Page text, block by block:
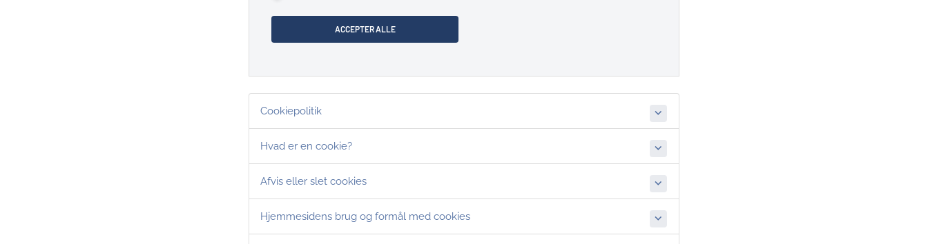
ACCEPTER ALLE
Cookiepolitik
Hvad er en cookie?
Afvis eller slet cookies
Hjemmesidens brug og formål med cookies